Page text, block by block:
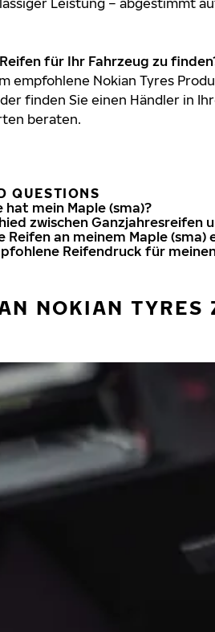
für Ihr Fahrzeug zu
empfohlene Nokian Tyres
finden Sie einen Händler in
beraten.
QUESTIONS
mein Maple (sma)?
zwischen Ganzjahresreifen
an meinem Maple (sma)
Reifendruck für
NOKIAN TYRES